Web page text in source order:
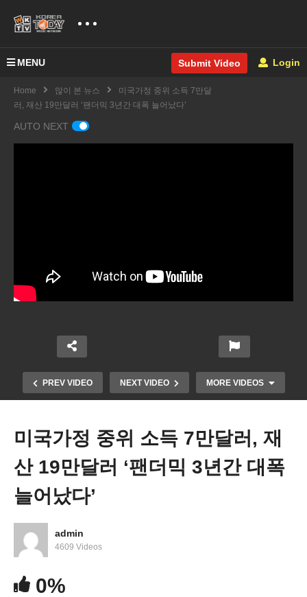
MENU Submit Video Login
Home 많이 본 뉴스
미국가정 중위 소득 7만달
러, 재산 19만달러 ‘팬더믹 3년간 대폭 늘어났다’
AUTO NEXT
PREV VIDEO NEXT VIDEO MORE VIDEOS
미국 인질석방, 인도물자 위해 이스라엘에 지상전 연
기 요청
미국가정 중위 소득 7만달러, 재
산 19만달러 ‘팬더믹 3년간 대폭
늘어났다’
admin
4609 Videos
0%